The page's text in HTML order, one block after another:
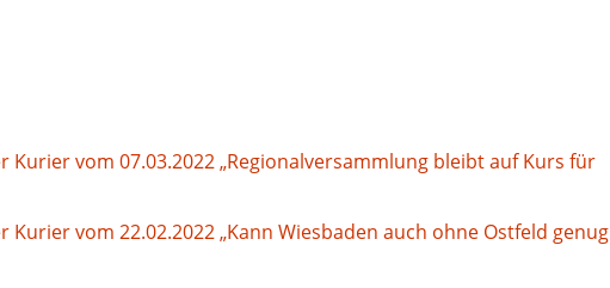
Kurier vom 07.03.2022 „Regionalversammlung bleibt auf Kurs für
Kurier vom 22.02.2022 „Kann Wiesbaden auch ohne Ostfeld genug